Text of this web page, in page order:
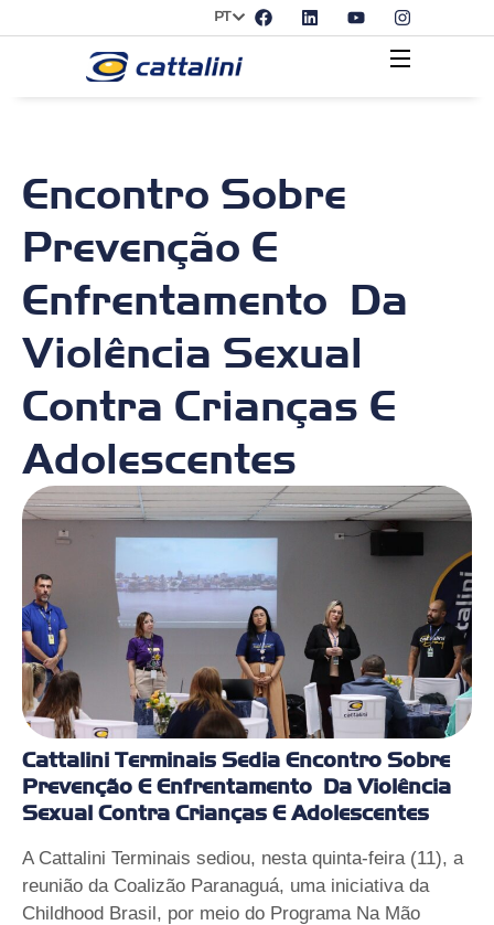
PT
Encontro Sobre
Prevenção E
Enfrentamento Da
Violência Sexual
Contra Crianças E
Adolescentes
Cattalini Terminais Sedia Encontro Sobre
Prevenção E Enfrentamento Da Violência
Sexual Contra Crianças E Adolescentes
A Cattalini Terminais sediou, nesta quinta-feira (11), a
reunião da Coalizão Paranaguá, uma iniciativa da
Childhood Brasil, por meio do Programa Na Mão